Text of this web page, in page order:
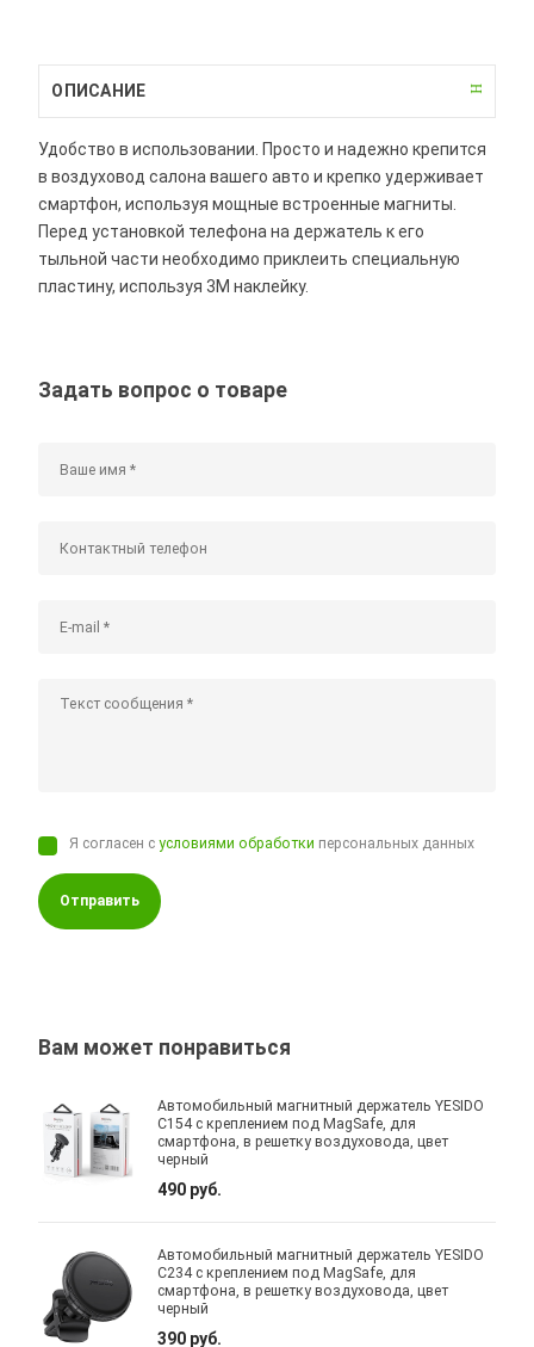
ОПИСАНИЕ
Удобство в использовании. Просто и надежно крепится
в воздуховод салона вашего авто и крепко удерживает
смартфон, используя мощные встроенные магниты.
Перед установкой телефона на держатель к его
тыльной части необходимо приклеить специальную
пластину, используя 3M наклейку.
Задать вопрос о товаре
Я согласен сусловиями обработки персональных данных
Отправить
Вам может понравиться
Автомобильный магнитный держатель YESIDO
C154 с креплением под MagSafe, для
смартфона, в решетку воздуховода, цвет
черный
490 руб.
Автомобильный магнитный держатель YESIDO
C234 с креплением под MagSafe, для
смартфона, в решетку воздуховода, цвет
черный
390 руб.